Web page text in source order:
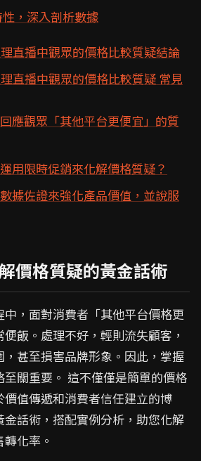
，深入剖析數據
直播中觀眾的價格比較質疑結論
直播中觀眾的價格比較質疑 常見
應觀眾「其他平台更便宜」的質
用限時促銷來化解價格質疑？
據佐證來強化產品價值，並說服
價格質疑的黃金話術
，面對消費者「其他平台價格更
飯。處理不好，輕則流失顧客，
甚至損害品牌形象。因此，掌握
關重要。 這不僅僅是簡單的價格
值傳遞和消費者信任建立的博
話術，搭配實例分析，助您化解
化率。